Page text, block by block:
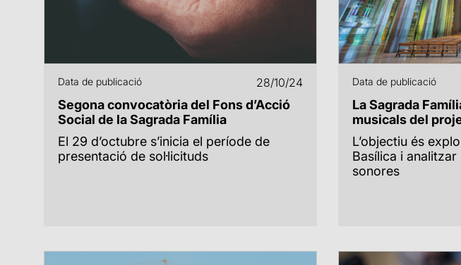
Data de publicació 28/10/24
Segona convocatòria del Fons d’Acció
Social de la Sagrada Família
El 29 d’octubre s’inicia el període de
presentació de sol·licituds
Data de publicació
La Sagrada
musicals del
L’objectiu és
Basílica i
sonores